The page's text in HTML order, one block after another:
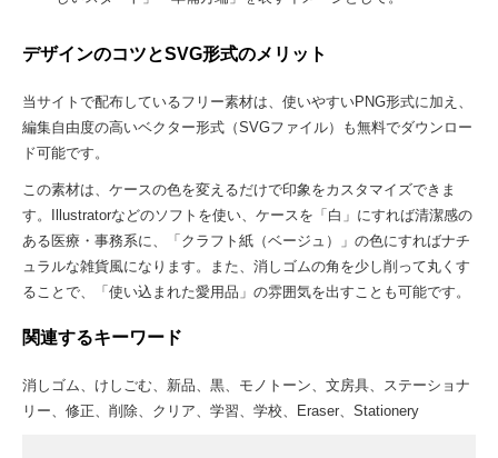
デザインのコツとSVG形式のメリット
当サイトで配布しているフリー素材は、使いやすいPNG形式に加え、
編集自由度の高いベクター形式（SVGファイル）も無料でダウンロー
ド可能です。
この素材は、ケースの色を変えるだけで印象をカスタマイズできま
す。Illustratorなどのソフトを使い、ケースを「白」にすれば清潔感の
ある医療・事務系に、「クラフト紙（ベージュ）」の色にすればナチ
ュラルな雑貨風になります。また、消しゴムの角を少し削って丸くす
ることで、「使い込まれた愛用品」の雰囲気を出すことも可能です。
関連するキーワード
消しゴム、けしごむ、新品、黒、モノトーン、文房具、ステーショナ
リー、修正、削除、クリア、学習、学校、Eraser、Stationery